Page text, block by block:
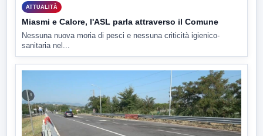
ATTUALITÀ
Miasmi e Calore, l'ASL parla attraverso il Comune
Nessuna nuova moria di pesci e nessuna criticità igienico-
sanitaria nel...